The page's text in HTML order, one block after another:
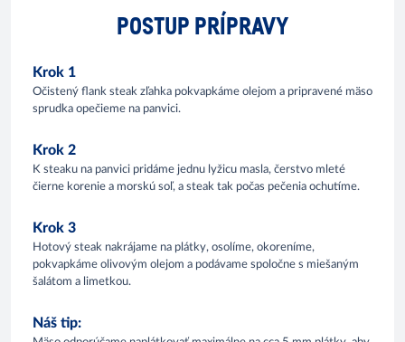
POSTUP PRÍPRAVY
Krok 1
Očistený flank steak zľahka pokvapkáme olejom a pripravené mäso
sprudka opečieme na panvici.
Krok 2
K steaku na panvici pridáme jednu lyžicu masla, čerstvo mleté
čierne korenie a morskú soľ, a steak tak počas pečenia ochutíme.
Krok 3
Hotový steak nakrájame na plátky, osolíme, okoreníme,
pokvapkáme olivovým olejom a podávame spoločne s miešaným
šalátom a limetkou.
Náš tip: